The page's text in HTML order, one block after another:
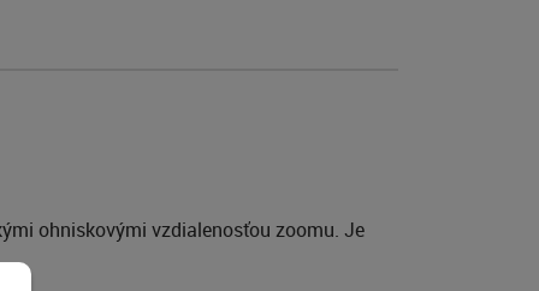
ohniskovými vzdialenosťou zoomu. Je